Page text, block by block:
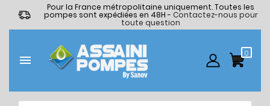
Pour la France métropolitaine uniquement. Toutes les
pompes sont expédiées en 48H - Contactez-nous pour
toute question
 0